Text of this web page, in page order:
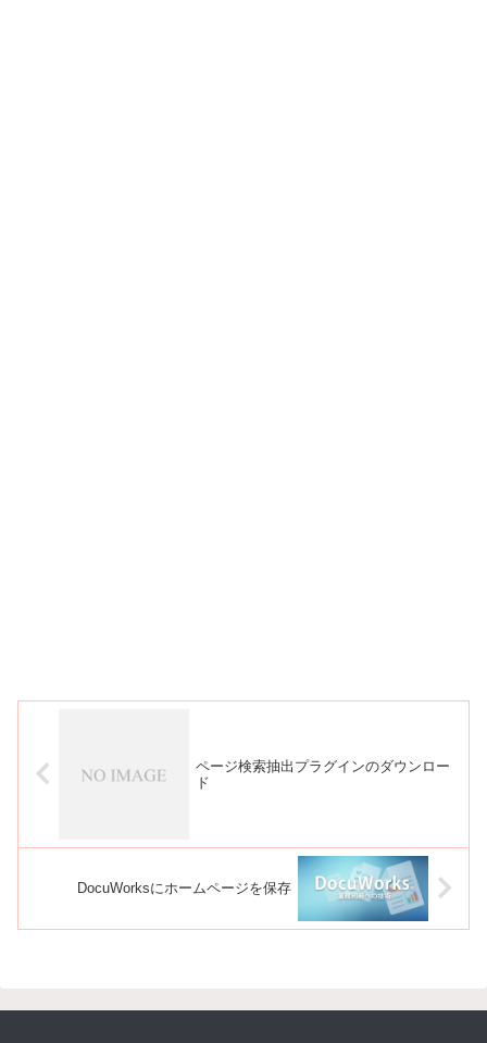
ページ検索抽出プラグインのダウンロー
ド
DocuWorksにホームページを保存